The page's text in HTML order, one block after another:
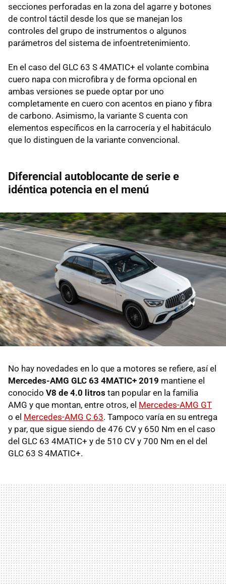
secciones perforadas en la zona del agarre y botones
de control táctil desde los que se manejan los
controles del grupo de instrumentos o algunos
parámetros del sistema de infoentretenimiento.
En el caso del GLC 63 S 4MATIC+ el volante combina
cuero napa con microfibra y de forma opcional en
ambas versiones se puede optar por uno
completamente en cuero con acentos en piano y fibra
de carbono. Asimismo, la variante S cuenta con
elementos específicos en la carrocería y el habitáculo
que lo distinguen de la variante convencional.
Diferencial autoblocante de serie e
idéntica potencia en el menú
No hay novedades en lo que a motores se refiere, así el
Mercedes-AMG GLC 63 4MATIC+ 2019 mantiene el
conocido V8 de 4.0 litros tan popular en la familia
AMG y que montan, entre otros, el Mercedes-AMG GT
o el Mercedes-AMG C 63. Tampoco varía en su entrega
y par, que sigue siendo de 476 CV y 650 Nm en el caso
del GLC 63 4MATIC+ y de 510 CV y 700 Nm en el del
GLC 63 S 4MATIC+.